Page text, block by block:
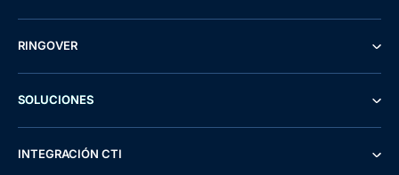
RINGOVER
SOLUCIONES
INTEGRACIÓN CTI